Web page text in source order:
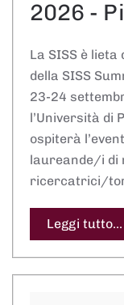
2026 -
La SISS è
della SISS
23-24
l’Università di
ospiterà
laureande/i di
ricercatrici/
Leggi tutto...